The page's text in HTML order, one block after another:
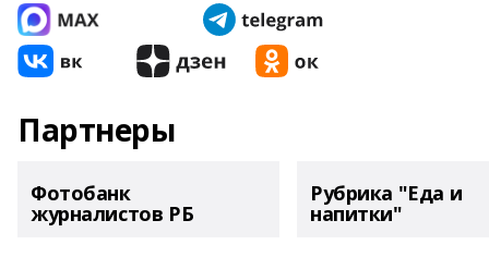
Партнеры
Фотобанк
журналистов РБ
Рубрика "Еда и
напитки"